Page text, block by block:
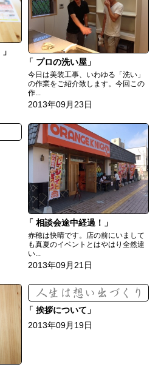
プロの洗い屋
今日は美装工事、いわゆる「洗い」
の作業をご紹介致します。今回この
作...
2013年09月23日
相談会途中経過！
赤穂は快晴です。店の前にいまして
も真夏のイベントとはやはり全然違
い...
2013年09月21日
挨拶について
2013年09月19日